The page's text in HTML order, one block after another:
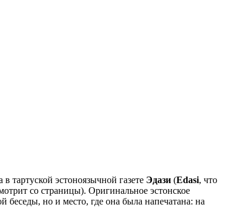
тартуской эстоноязычной газете Эдази (Edasi, что
со страницы). Оригинальное эстонское
беседы, но и место, где она была напечатана: на